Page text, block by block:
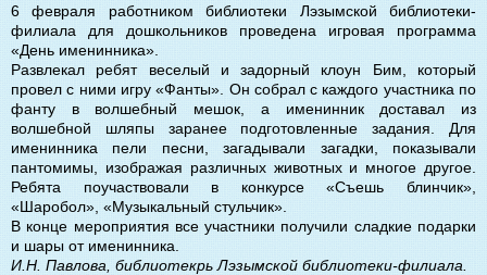
6 февраля работником библиотеки Лэзымской библиотеки-
филиала для дошкольников проведена игровая программа
«День именинника».
Развлекал ребят веселый и задорный клоун Бим, который
провел с ними игру «Фанты». Он собрал с каждого участника по
фанту в волшебный мешок, а именинник доставал из
волшебной шляпы заранее подготовленные задания. Для
именинника пели песни, загадывали загадки, показывали
пантомимы, изображая различных животных и многое другое.
Ребята поучаствовали в конкурсе «Съешь блинчик»,
«Шаробол», «Музыкальный стульчик».
В конце мероприятия все участники получили сладкие подарки
и шары от именинника.
И.Н. Павлова, библиотекрь Лэзымской библиотеки-филиала.